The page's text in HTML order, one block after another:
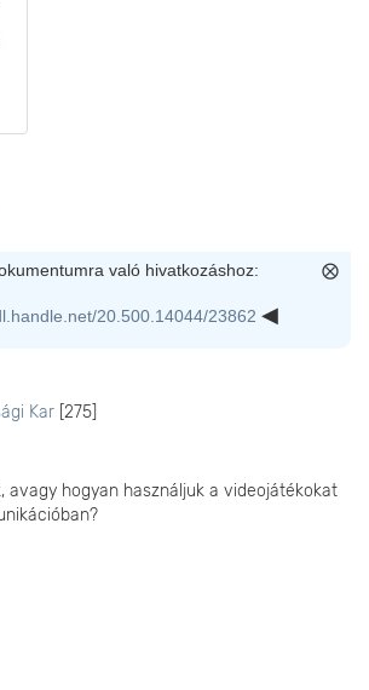
való hivatkozáshoz:
20.500.14044/23862
Kar [275]
avagy hogyan használjuk a videojátékokat